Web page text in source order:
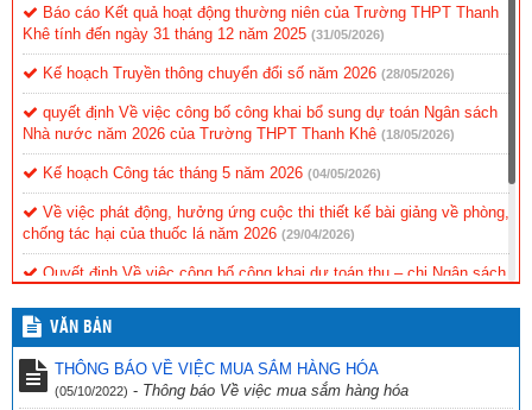
Báo cáo Kết quả hoạt động thường niên của Trường THPT Thanh
Khê tính đến ngày 31 tháng 12 năm 2025 (31/05/2026)
Kế hoạch Truyền thông chuyển đổi số năm 2026 (28/05/2026)
quyết định Về việc công bố công khai bổ sung dự toán Ngân sách
Nhà nước năm 2026 của Trường THPT Thanh Khê (18/05/2026)
Kế hoạch Công tác tháng 5 năm 2026 (04/05/2026)
Về việc phát động, hưởng ứng cuộc thi thiết kế bài giảng về phòng,
chống tác hại của thuốc lá năm 2026 (29/04/2026)
Quyết định Về việc công bố công khai dự toán thu – chi Ngân sách
Thông báo Tuyển sinh vào lớp 10 năm học 2026-2027
Quyết định Về việc công bố công khai bổ sung dự toán chi ngân
sách Nhà nước năm 2026 của Trường THPT Thanh Khê
VĂN BẢN
THÔNG BÁO VỀ VIỆC MUA SẮM HÀNG HÓA
(05/10/2022) - Thông báo Về việc mua sắm hàng hóa